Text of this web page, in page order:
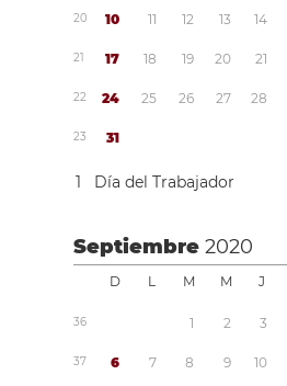
20 10 11 12 13 14
21 17 18 19 20 21
22 24 25 26 27 28
23 31
1 Día del Trabajador
Septiembre2020
D L M M J
36 1 2 3
37 6 7 8 9 10